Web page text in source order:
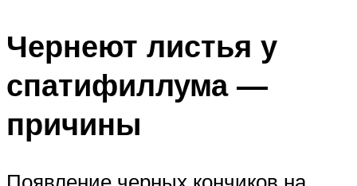
Чернеют листья у
спатифиллума —
причины